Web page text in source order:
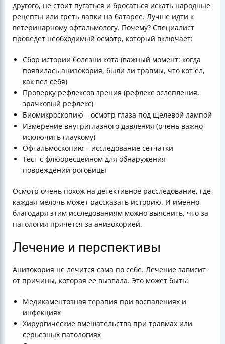
другого, не стоит пугаться и бросаться искать народные
рецепты или греть лапки на батарее. Лучше идти к
ветеринарному офтальмологу. Почему? Специалист
проведет необходимый осмотр, который включает:
Сбор истории болезни кота (важный момент: когда
появилась анизокория, были ли травмы, что кот ел,
как вел себя)
Проверку рефлексов зрения (рефлекс ослепления,
зрачковый рефлекс)
Биомикроскопию – осмотр глаза под щелевой лампой
Измерение внутриглазного давления (очень важно
исключить глаукому)
Офтальмоскопию – исследование сетчатки
Тест с флюоресцеином для обнаружения
повреждений роговицы
Осмотр очень похож на детективное расследование, где
каждая мелочь может рассказать историю. И именно
благодаря этим исследованиям можно выяснить, что за
патология прячется за анизокорией.
Лечение и перспективы
Анизокория не лечится сама по себе. Лечение зависит
от причины, которая ее вызвала. Это может быть:
Медикаментозная терапия при воспалениях и
инфекциях
Хирургические вмешательства при травмах или
серьезных патологиях